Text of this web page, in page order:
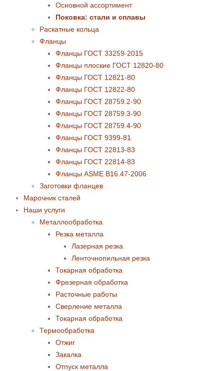
Основной ассортимент
Поковка: cтали и сплавы
Раскатные кольца
Фланцы
Фланцы ГОСТ 33259-2015
Фланцы плоские ГОСТ 12820-80
Фланцы ГОСТ 12821-80
Фланцы ГОСТ 12822-80
Фланцы ГОСТ 28759.2-90
Фланцы ГОСТ 28759.3-90
Фланцы ГОСТ 28759.4-90
Фланцы ГОСТ 9399-81
Фланцы ГОСТ 22813-83
Фланцы ГОСТ 22814-83
Фланцы ASME B16.47-2006
Заготовки фланцев
Марочник сталей
Наши услуги
Металлообработка
Резка металла
Лазерная резка
Ленточнопильная резка
Токарная обработка
Фрезерная обработка
Расточные работы
Сверление металла
Токарная обработка
Термообработка
Отжиг
Закалка
Отпуск металла